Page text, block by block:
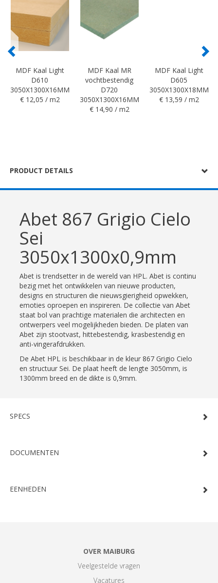
MDF Kaal Light
D610
3050X1300X16MM
€ 12,05 / m2
MDF Kaal MR
vochtbestendig
D720
3050X1300X16MM
€ 14,90 / m2
MDF Kaal Light
D605
3050X1300X18MM
€ 13,59 / m2
PRODUCT DETAILS
Abet 867 Grigio Cielo
Sei
3050x1300x0,9mm
Abet is trendsetter in de wereld van HPL. Abet is continu
bezig met het ontwikkelen van nieuwe producten,
designs en structuren die nieuwsgierigheid opwekken,
emoties oproepen en inspireren. De collectie van Abet
staat bol van prachtige materialen die architecten en
ontwerpers veel mogelijkheden bieden. De platen van
Abet zijn stootvast, hittebestendig, krasbestendig en
anti-vingerafdrukken.
De Abet HPL is beschikbaar in de kleur 867 Grigio Cielo
en structuur Sei. De plaat heeft de lengte 3050mm, is
1300mm breed en de dikte is 0,9mm.
SPECS
DOCUMENTEN
EENHEDEN
OVER MAIBURG
Veelgestelde vragen
Vacatures